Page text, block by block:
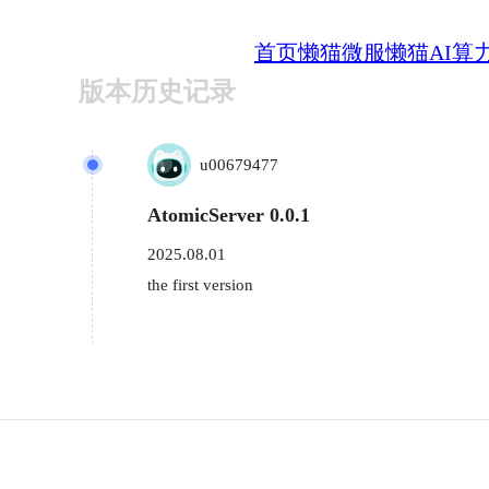
首页懒猫微服懒猫AI算
版本历史记录
u00679477
AtomicServer 0.0.1
2025.08.01
the first version